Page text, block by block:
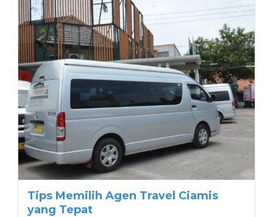
Tips Memilih Agen Travel Ciamis
yang Tepat